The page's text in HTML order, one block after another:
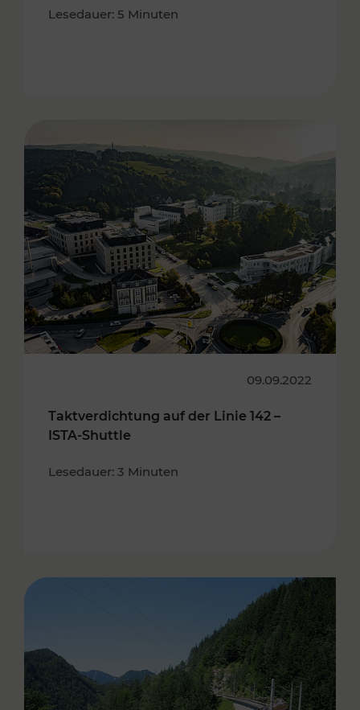
Lesedauer: 5 Minuten
09.09.2022
Taktverdichtung auf der Linie 142 –
ISTA-Shuttle
Lesedauer: 3 Minuten